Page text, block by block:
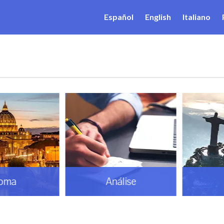
Español English Italiano
Análise